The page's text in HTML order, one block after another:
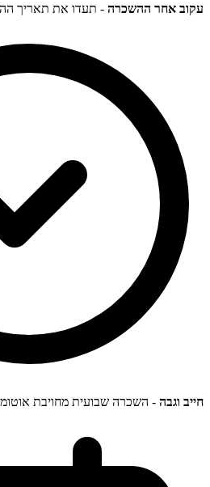
עקוב אחר ההשכרה - תעדו את תאריך
חייב וגבה - השכרה שבועית מחויבת